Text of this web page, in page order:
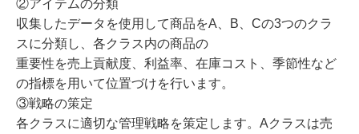
②アイテムの分類
収集したデータを使用して商品をA、B、Cの3つのクラ
スに分類し、各クラス内の商品の
重要性を売上貢献度、利益率、在庫コスト、季節性など
の指標を用いて位置づけを行います。
③戦略の策定
各クラスに適切な管理戦略を策定します。Aクラスは売